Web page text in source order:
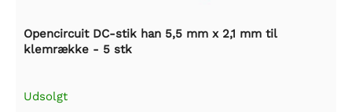
Opencircuit DC-stik han 5,5 mm x 2,1 mm til
klemrække - 5 stk
Udsolgt